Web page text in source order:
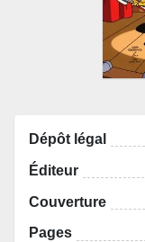
Dépôt légal
Éditeur
Couverture
Pages